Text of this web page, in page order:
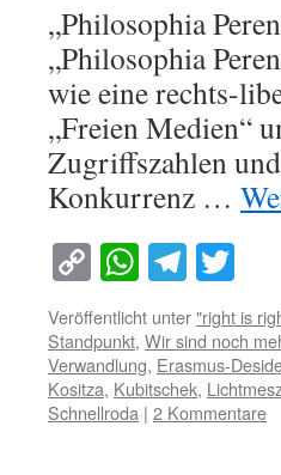
„Philosophia
„Philosophia
wie eine rechts-
„Freien Medien“
Zugriffszahlen
Konkurrenz …
Copy
Link
WhatsApp
Veröffentlicht unter"right is
Standpunkt, Wir sind noch
Verwandlung, Erasmus-
Kositza, Kubitschek,
Schnellroda | 2 Kommentare